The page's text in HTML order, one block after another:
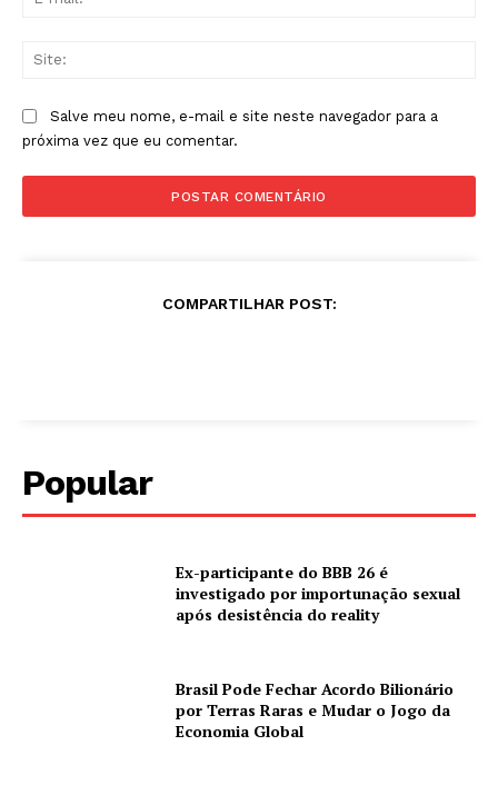
Salve meu nome, e-mail e site neste navegador para a
próxima vez que eu comentar.
COMPARTILHAR POST:
Popular
Ex-participante do BBB 26 é
investigado por importunação sexual
após desistência do reality
Brasil Pode Fechar Acordo Bilionário
por Terras Raras e Mudar o Jogo da
Economia Global